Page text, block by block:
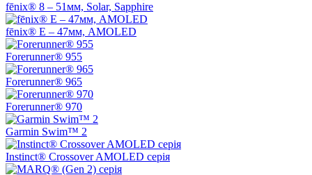
fēnix® 8 – 51мм, Solar, Sapphire
fēnix® E – 47мм, AMOLED
Forerunner® 955
Forerunner® 965
Forerunner® 970
Garmin Swim™ 2
Instinct® Crossover AMOLED серія